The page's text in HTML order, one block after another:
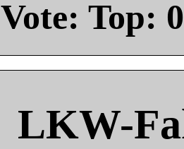
Vote: Top: 0
LKW-